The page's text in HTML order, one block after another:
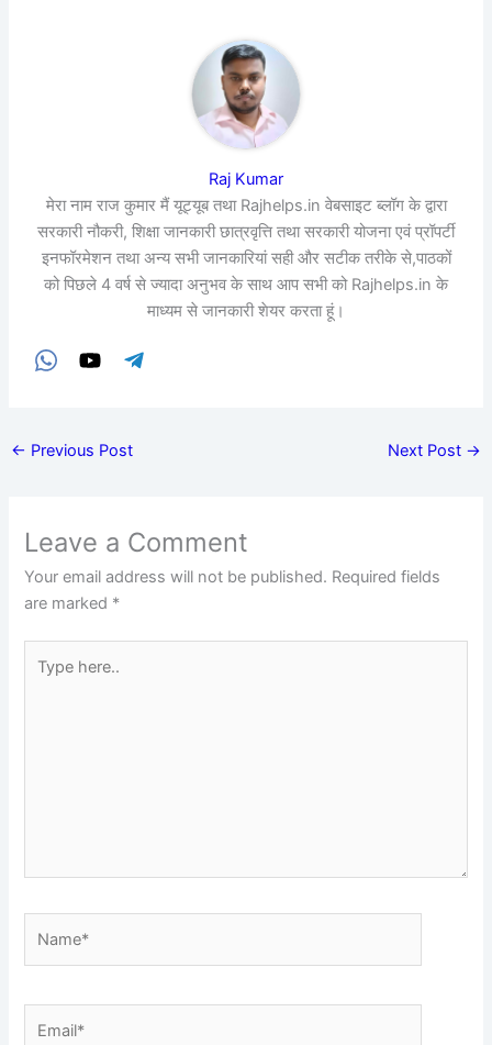
Raj Kumar
मेरा नाम राज कुमार मैं यूट्यूब तथा Rajhelps.in वेबसाइट ब्लॉग के द्वारा
सरकारी नौकरी, शिक्षा जानकारी छात्रवृत्ति तथा सरकारी योजना एवं प्रॉपर्टी
इनफॉरमेशन तथा अन्य सभी जानकारियां सही और सटीक तरीके से,पाठकों
को पिछले 4 वर्ष से ज्यादा अनुभव के साथ आप सभी को Rajhelps.in के
माध्यम से जानकारी शेयर करता हूं।
← Previous Post Next Post →
Leave a Comment
Your email address will not be published. Required fields
are marked *
here..